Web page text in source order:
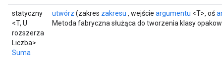
statyczny
<T, U
rozszerza
Liczba>
Suma
utwórz (zakres zakresu , wejście argumentu <T>, oś
Metoda fabryczna służąca do tworzenia klasy